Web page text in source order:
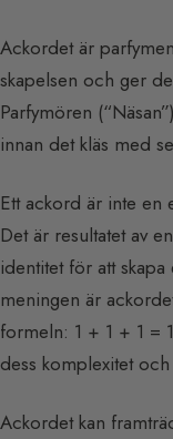
Ackordet är
skapelsen och ger
Parfymören
innan det kläs med
Ett ackord är inte en
Det är resultatet av
identitet för att
meningen är
formeln: 1 + 1 + 1 =
dess komplexitet
Ackordet kan